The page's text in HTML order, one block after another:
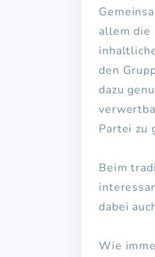
allem die
den
dazu
Partei zu
Beim
dabei
Wie